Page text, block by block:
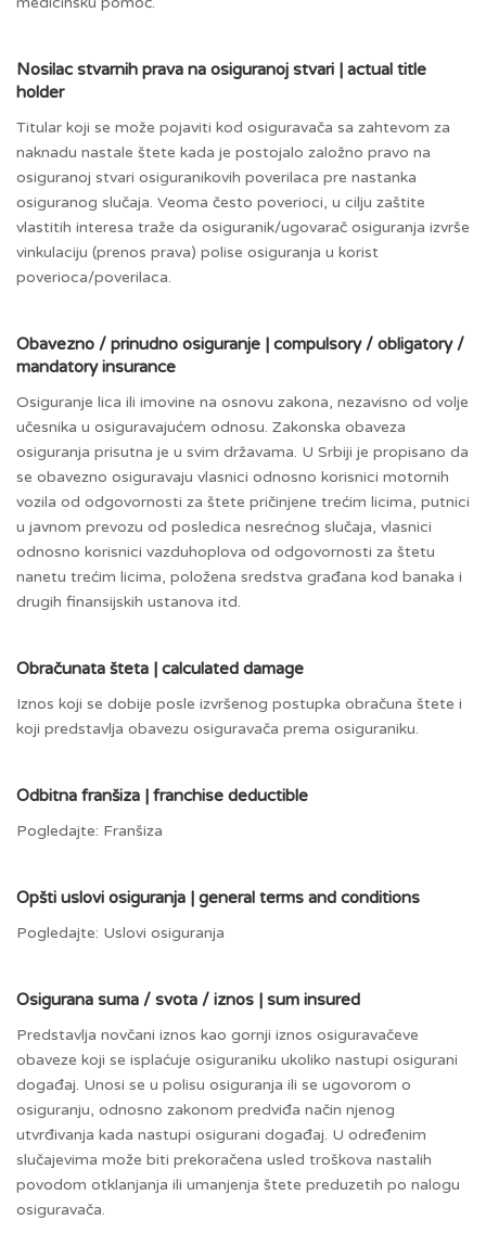
Nosilac stvarnih prava na osiguranoj stvari | actual title
holder
Titular koji se može pojaviti kod osiguravača sa zahtevom za
naknadu nastale štete kada je postojalo založno pravo na
osiguranoj stvari osiguranikovih poverilaca pre nastanka
osiguranog slučaja. Veoma često poverioci, u cilju zaštite
vlastitih interesa traže da osiguranik/ugovarač osiguranja izvrše
vinkulaciju (prenos prava) polise osiguranja u korist
poverioca/poverilaca.
Obavezno / prinudno osiguranje | compulsory / obligatory /
mandatory insurance
Osiguranje lica ili imovine na osnovu zakona, nezavisno od volje
učesnika u osiguravajućem odnosu. Zakonska obaveza
osiguranja prisutna je u svim državama. U Srbiji je propisano da
se obavezno osiguravaju vlasnici odnosno korisnici motornih
vozila od odgovornosti za štete pričinjene trećim licima, putnici
u javnom prevozu od posledica nesrećnog slučaja, vlasnici
odnosno korisnici vazduhoplova od odgovornosti za štetu
nanetu trećim licima, položena sredstva građana kod banaka i
drugih finansijskih ustanova itd.
Obračunata šteta | calculated damage
Iznos koji se dobije posle izvršenog postupka obračuna štete i
koji predstavlja obavezu osiguravača prema osiguraniku.
Odbitna franšiza | franchise deductible
Pogledajte: Franšiza
Opšti uslovi osiguranja | general terms and conditions
Pogledajte: Uslovi osiguranja
Osigurana suma / svota / iznos | sum insured
Predstavlja novčani iznos kao gornji iznos osiguravačeve
obaveze koji se isplaćuje osiguraniku ukoliko nastupi osigurani
događaj. Unosi se u polisu osiguranja ili se ugovorom o
osiguranju, odnosno zakonom predviđa način njenog
utvrđivanja kada nastupi osigurani događaj. U određenim
slučajevima može biti prekoračena usled troškova nastalih
povodom otklanjanja ili umanjenja štete preduzetih po nalogu
osiguravača.